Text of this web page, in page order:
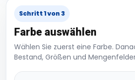
Schritt 1 von 3
Farbe auswählen
Wählen Sie zuerst eine Farbe.
Bestand, Größen und